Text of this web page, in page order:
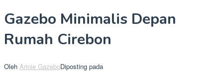
Gazebo Minimalis Depan
Rumah Cirebon
Oleh Arinie GazeboDiposting pada